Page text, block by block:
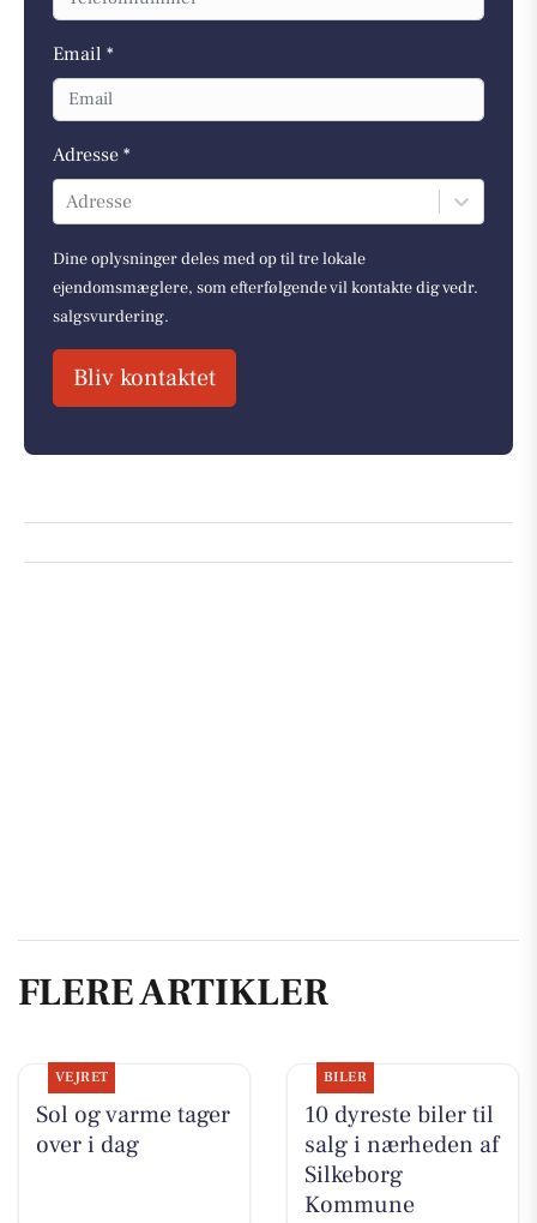
Email *
Adresse *
Adresse
Dine oplysninger deles med op til tre lokale
ejendomsmæglere, som efterfølgende vil kontakte dig vedr.
salgsvurdering.
Bliv kontaktet
FLERE ARTIKLER
VEJRET
Sol og varme tager
over i dag
BILER
10 dyreste biler til
salg i nærheden af
Silkeborg
Kommune